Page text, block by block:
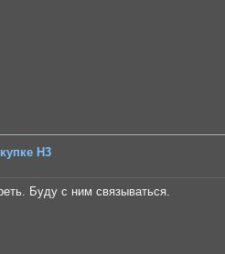
Н3
Буду с ним связываться.